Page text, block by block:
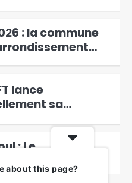
: la commune
campagne « Une
lance
sa
: Le
Saleh Abdeljelil
about this page?